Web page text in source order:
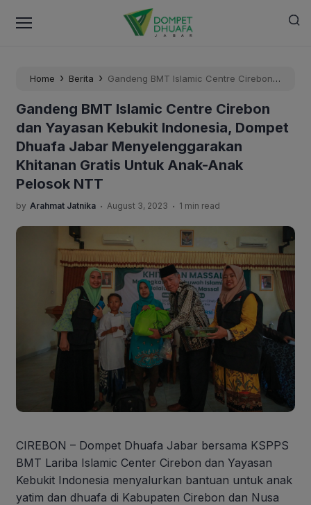
Home › Berita › Gandeng BMT Islamic Centre Cirebon
Menyelenggarakan Khitanan Gratis Untuk Anak-Anak
Pelosok NTT
Gandeng BMT Islamic Centre Cirebon
dan Yayasan Kebukit Indonesia, Dompet
Dhuafa Jabar Menyelenggarakan
Khitanan Gratis Untuk Anak-Anak
Pelosok NTT
by Arahmat Jatnika . August 3, 2023 . 1 min read
CIREBON – Dompet Dhuafa Jabar bersama KSPPS
BMT Lariba Islamic Center Cirebon dan Yayasan
Kebukit Indonesia menyalurkan bantuan untuk anak
yatim dan dhuafa di Kabupaten Cirebon dan Nusa